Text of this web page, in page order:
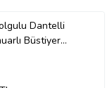
Dantelli
Büstiyer